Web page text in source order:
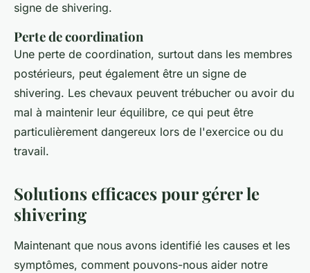
signe de shivering.
Perte de coordination
Une perte de coordination, surtout dans les membres
postérieurs, peut également être un signe de
shivering. Les chevaux peuvent trébucher ou avoir du
mal à maintenir leur équilibre, ce qui peut être
particulièrement dangereux lors de l'exercice ou du
travail.
Solutions efficaces pour gérer le
shivering
Maintenant que nous avons identifié les causes et les
symptômes, comment pouvons-nous aider notre